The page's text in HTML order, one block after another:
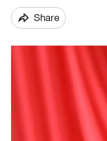
Share